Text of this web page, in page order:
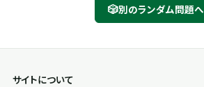
🎲別のランダム問題へ
サイトについて